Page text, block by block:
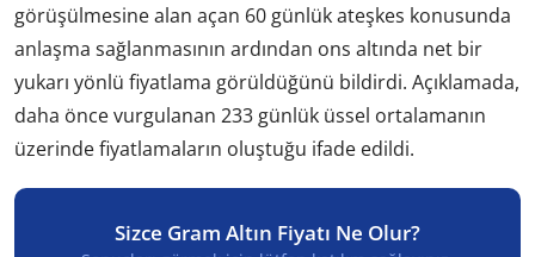
görüşülmesine alan açan 60 günlük ateşkes konusunda
anlaşma sağlanmasının ardından ons altında net bir
yukarı yönlü fiyatlama görüldüğünü bildirdi. Açıklamada,
daha önce vurgulanan 233 günlük üssel ortalamanın
üzerinde fiyatlamaların oluştuğu ifade edildi.
Sizce Gram Altın Fiyatı Ne Olur?